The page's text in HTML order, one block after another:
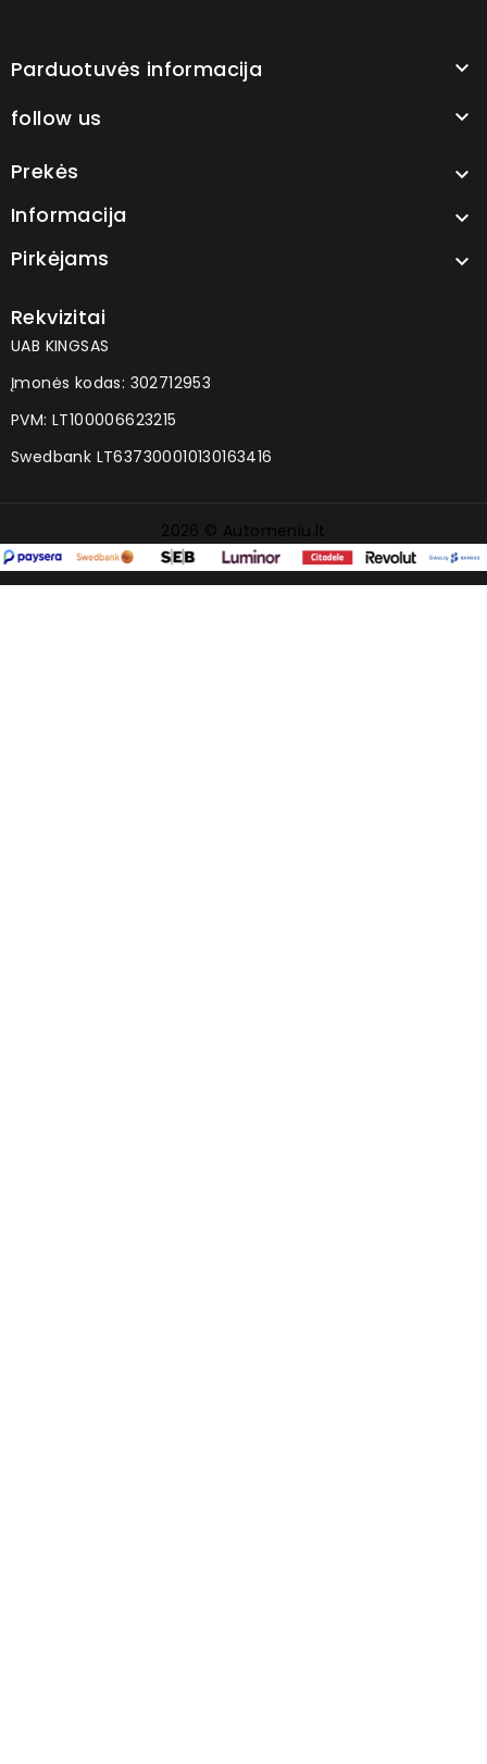
Parduotuvės informacija 
follow us 
Prekės 
Informacija 
Pirkėjams 
Rekvizitai
UAB KINGSAS
Įmonės kodas: 302712953
PVM: LT100006623215
Swedbank LT637300010130163416
2026 © Automeniu.lt